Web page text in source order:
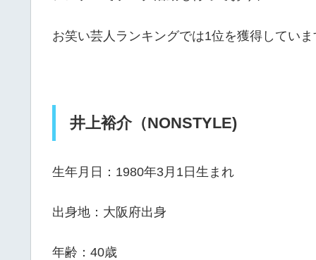
お笑い芸人ランキングでは1位を獲得していま
井上裕介（NONSTYLE)
生年月日：1980年3月1日生まれ
出身地：大阪府出身
年齢：40歳